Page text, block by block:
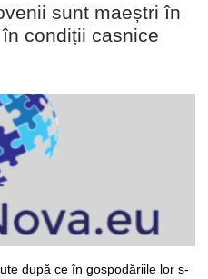
sunt maeștri în
condiții casnice
după ce în gospodăriile lor s-